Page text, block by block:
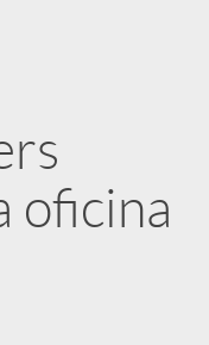
oficina